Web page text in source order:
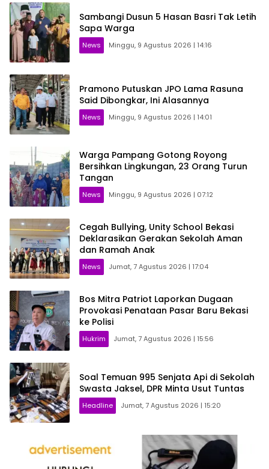
Sambangi Dusun 5 Hasan Basri Tak Letih
Sapa Warga
News Minggu, 9 Agustus 2026 | 14:16
Pramono Putuskan JPO Lama Rasuna
Said Dibongkar, Ini Alasannya
News Minggu, 9 Agustus 2026 | 14:01
Warga Pampang Gotong Royong
Bersihkan Lingkungan, 23 Orang Turun
Tangan
News Minggu, 9 Agustus 2026 | 07:12
Cegah Bullying, Unity School Bekasi
Deklarasikan Gerakan Sekolah Aman
dan Ramah Anak
News Jumat, 7 Agustus 2026 | 17:04
Bos Mitra Patriot Laporkan Dugaan
Provokasi Penataan Pasar Baru Bekasi
ke Polisi
Hukrim Jumat, 7 Agustus 2026 | 15:56
Soal Temuan 995 Senjata Api di Sekolah
Swasta Jaksel, DPR Minta Usut Tuntas
Headline Jumat, 7 Agustus 2026 | 15:20